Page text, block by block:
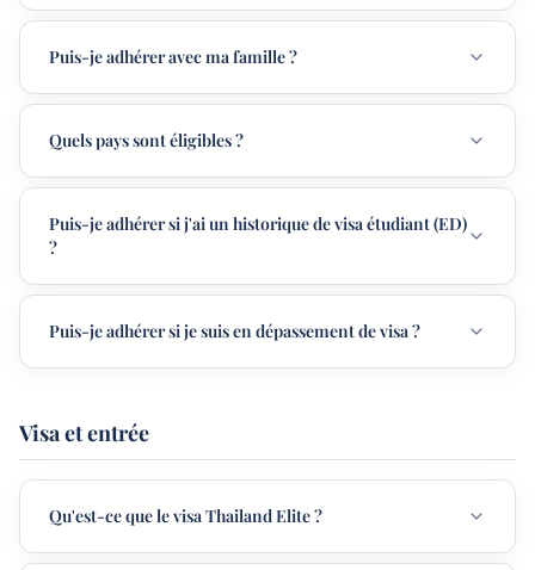
Puis-je adhérer avec ma famille ?
Quels pays sont éligibles ?
Puis-je adhérer si j'ai un historique de visa étudiant (ED)
?
Puis-je adhérer si je suis en dépassement de visa ?
Visa et entrée
Qu'est-ce que le visa Thailand Elite ?